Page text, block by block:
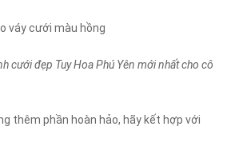
váy cưới màu hồng
cưới đẹp Tuy Hoa Phú Yên mới nhất cho cô
thêm phần hoàn hảo, hãy kết hợp với